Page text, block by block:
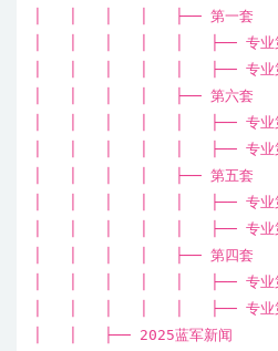
│ │ │ │ ├── 第一套
│ │ │ │ │ ├── 专业第
│ │ │ │ │ ├── 专业第
│ │ │ │ ├── 第六套
│ │ │ │ │ ├── 专业第
│ │ │ │ │ ├── 专业第
│ │ │ │ ├── 第五套
│ │ │ │ │ ├── 专业第
│ │ │ │ │ ├── 专业第
│ │ │ │ ├── 第四套
│ │ │ │ │ ├── 专业第
│ │ │ │ │ ├── 专业第
│ │ ├── 2025蓝军新闻